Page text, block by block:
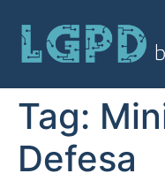
Tag:
Defesa